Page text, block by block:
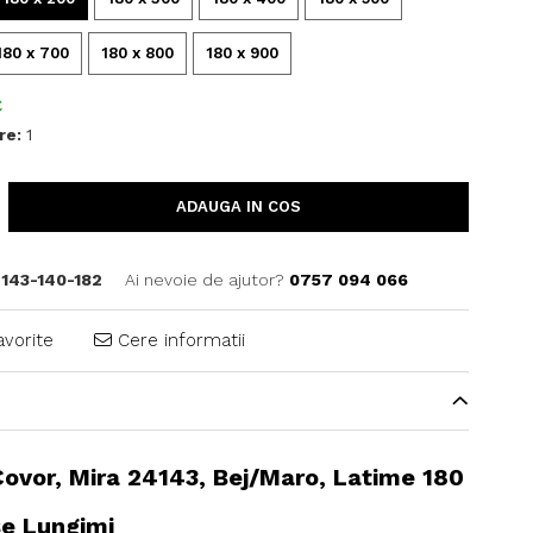
x 700 180 x 800 180 x 900
1
ADAUGA IN COS
140-182 Ai nevoie de ajutor? 0757 094 066
Cere informatii
Mira 24143, Bej/Maro, Latime 180
Lungimi